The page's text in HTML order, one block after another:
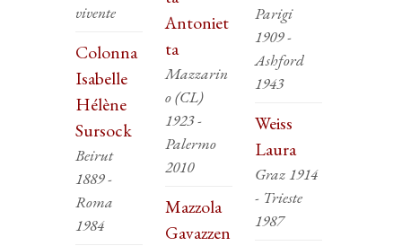
vivente
Colonna
Isabelle
Hélène
Sursock
Beirut
1889 -
Roma
1984
Antoniet
ta
Mazzarin
o (CL)
1923 -
Palermo
2010
Mazzola
Gavazzen
Parigi
1909 -
Ashford
1943
Weiss
Laura
Graz 1914
- Trieste
1987